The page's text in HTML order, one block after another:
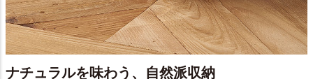
ナチュラルを味わう、自然派収納